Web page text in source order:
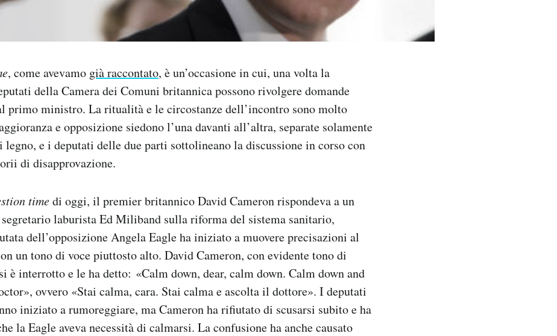
, come avevamo già raccontato, è un’occasione in cui, una volta la
della Camera dei Comuni britannica possono rivolgere domande
primo ministro. La ritualità e le circostanze dell’incontro sono molto
e opposizione siedono l’una davanti all’altra, separate solamente
legno, e i deputati delle due parti sottolineano la discussione in corso con
di disapprovazione.
timedi oggi, il premier britannico David Cameron rispondeva a un
laburista Ed Miliband sulla riforma del sistema sanitario,
dell’opposizione Angela Eagle ha iniziato a muovere precisazioni al
un tono di voce piuttosto alto. David Cameron, con evidente tono di
è interrotto e le ha detto: «Calm down, dear, calm down. Calm down and
ovvero «Stai calma, cara. Stai calma e ascolta il dottore». I deputati
iniziato a rumoreggiare, ma Cameron ha rifiutato di scusarsi subito e ha
la Eagle aveva necessità di calmarsi. La confusione ha anche causato